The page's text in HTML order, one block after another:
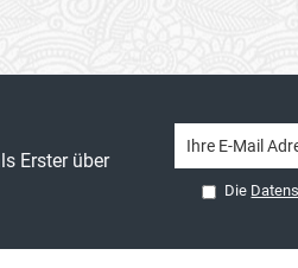
Erster über
Die